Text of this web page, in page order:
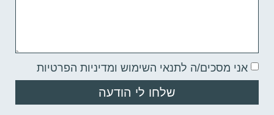
אני מסכים/ה לתנאי השימוש ומדיניות הפרטיות
שלחו לי הודעה